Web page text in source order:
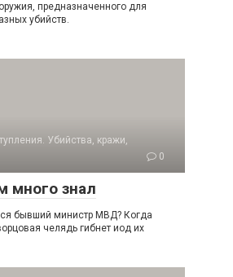
предназначенного для
убийств.
Убийства, кражи,
0
много знал
бывший министр МВД? Когда
челядь гибнет иод их